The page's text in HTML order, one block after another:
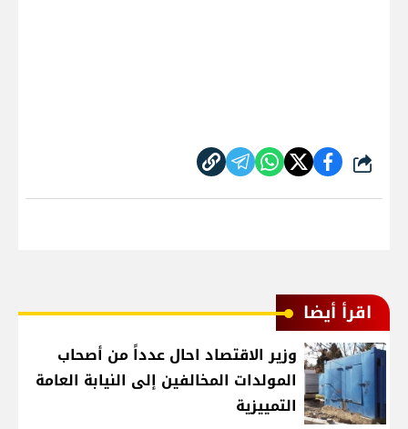
شارك
اقرأ أيضا
وزير الاقتصاد احال عدداً من أصحاب
المولدات المخالفين إلى النيابة العامة
التمييزية